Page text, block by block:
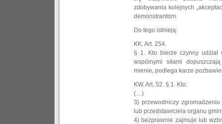
zdobywania kolejnych
demonstrantom.
Do tego istnieją:
KK. Art. 254.
§ 1. Kto bierze czynny udział
wspólnymi siłami
mienie, podlega karze
KW. Art. 52. § 1. Kto:
(…)
3) przewodniczy
lub przedstawiciela organu
4) bezprawnie zajmuje lub